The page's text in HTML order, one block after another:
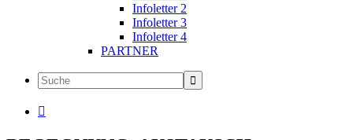
Infoletter 2
Infoletter 3
Infoletter 4
PARTNER
